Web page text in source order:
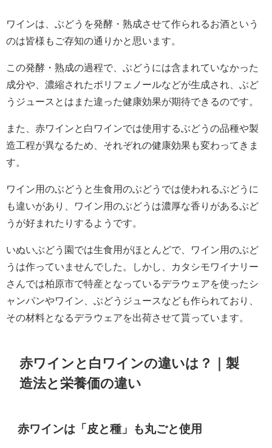
ワインは、ぶどうを発酵・熟成させて作られるお酒という
のは皆様もご存知の通りかと思います。
この発酵・熟成の過程で、ぶどうには含まれていなかった
成分や、濃縮されたポリフェノールなどが生成され、ぶど
うジュースとはまた違った健康効果が期待できるのです。
また、赤ワインと白ワインでは使用するぶどうの品種や製
造工程が異なるため、それぞれの健康効果も変わってきま
す。
ワイン用のぶどうと生食用のぶどうでは使われるぶどうに
も違いがあり、ワイン用のぶどうは濃厚な香りがあるぶど
うが好まれたりするようです。
いぬいぶどう園では生食用がほとんどで、ワイン用のぶど
うは作っていませんでした。しかし、カタシモワイナリー
さんでは柏原市で特産となっているデラウェアを使ったシ
ャンパンやワイン、ぶどうジュースなども作られており、
その材料となるデラウェアを出荷させて貰っています。
赤ワインと白ワインの違いは？｜製
造法と栄養価の違い
赤ワインは「皮と種」も丸ごと使用